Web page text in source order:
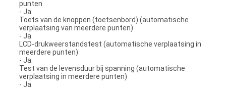
punten
- Ja.
Toets van de knoppen (toetsenbord) (automatische
verplaatsing van meerdere punten)
- Ja.
LCD-drukweerstandstest (automatische verplaatsing in
meerdere punten)
- Ja.
Test van de levensduur bij spanning (automatische
verplaatsing in meerdere punten)
- Ja.